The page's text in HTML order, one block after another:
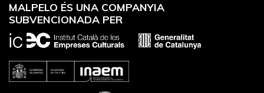
MALPELO ÉS UNA COMPANYIA
SUBVENCIONADA PER